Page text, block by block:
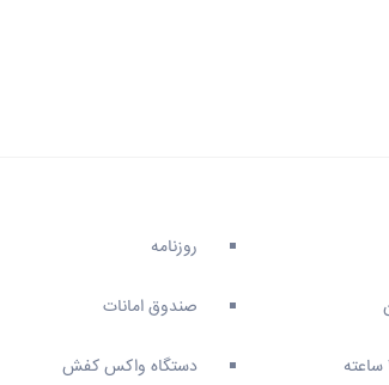
روزنامه
صندوق امانات
دستگاه واکس کفش